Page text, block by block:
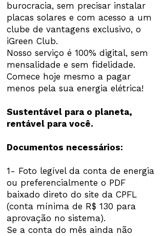
burocracia, sem precisar instalar
placas solares e com acesso a um
clube de vantagens exclusivo, o
iGreen Club.
Nosso serviço é 100% digital, sem
mensalidade e sem fidelidade.
Comece hoje mesmo a pagar
menos pela sua energia elétrica!
Sustentável para o planeta,
rentável para você.
Documentos necessários:
1- Foto legível da conta de energia
ou preferencialmente o PDF
baixado direto do site da CPFL
(conta mínima de R$ 130 para
aprovação no sistema).
Se a conta do mês ainda não